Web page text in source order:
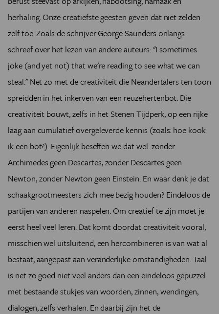
herhaling. Onze creatiefste geesten geven dat niet zelden
zelf toe. Zoals de schrijver George Saunders onlangs
schreef over het lezen van andere auteurs: "I sometimes
joke (and yet not) that we're reading to see what we can
steal." Net zo met de creativiteit die Neandertalers ten toon
spreidden in het inkerven van een reuzehertenbot. Die
creativiteit bouwt, zelfs in het Stenen Tijdperk, op een rijke
laag aan cumulatief overgeleverde kennis (zoals: hoe kook
ik een bot?). Eigenlijk beseffen we dat wel: zonder
Archimedes geen Descartes, zonder Descartes geen
Newton, zonder Newton geen Einstein. En waar denk je dat
schaakgrootmeesters zich mee bezig houden? Eindeloos de
partijen van anderen naspelen. Om creatief te zijn moet je
eerst heel veel leren. Dat komt doordat creativiteit vooral,
misschien wel uitsluitend, een hercombineren is van wat al
bestaat, aangepast aan veranderlijke omstandigheden. Taal
is net zo goed niet veel anders dan een eindeloos gepuzzel
met bestaande stukjes van woorden, zinnen, wendingen,
dialogen, zelfs verhalen. En daarbij zijn het de